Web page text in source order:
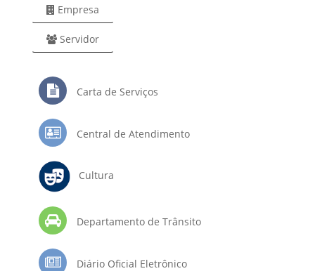
Empresa
Servidor
Carta de Serviços
Central de Atendimento
Cultura
Departamento de Trânsito
Diário Oficial Eletrônico